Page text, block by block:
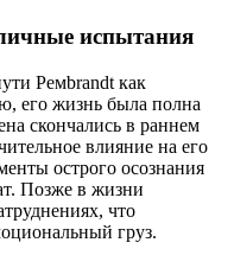
испытания
Ремbrandt как
его жизнь была полна
скончались в раннем
влияние на его
острого осознания
Позже в жизни
что
груз.